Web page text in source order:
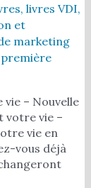
, livres VDI,
et
marketing
– Nouvelle
votre vie –
vie en
vous déjà